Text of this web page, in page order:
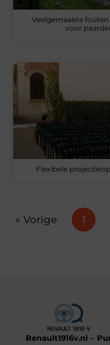
Veelgemaakte
voor
Flexibele
« Vorige 1
Renault1916v.nl –